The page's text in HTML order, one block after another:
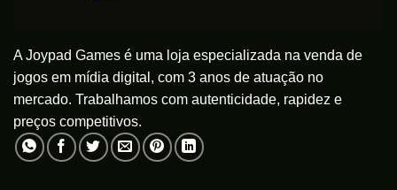
A Joypad Games é uma loja especializada na venda de
jogos em mídia digital, com 3 anos de atuação no
mercado. Trabalhamos com autenticidade, rapidez e
preços competitivos.